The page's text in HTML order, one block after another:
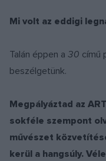
Mi volt az eddigi
Talán éppen a 30 című
beszélgetünk.
Megpályáztad az
sokféle szempont
művészet
kerül a hangsúly.